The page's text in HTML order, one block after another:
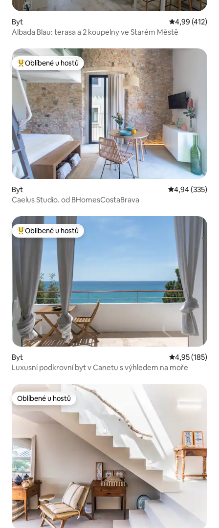
Byt Průměrné
4,99 (412)
Albada Blau: terasa a 2 koupelny ve Starém Městě
Nejlepší v kategorii Oblíbené u hostů
Oblíbené u hostů
Byt Průměrné
4,94 (335)
Caelus Studio. od BHomesCostaBrava
Nejlepší v kategorii Oblíbené u hostů
Oblíbené u hostů
Byt Průměrné
4,95 (185)
Luxusní podkrovní byt v Canetu s výhledem na moře
Oblíbené u hostů
Oblíbené u hostů